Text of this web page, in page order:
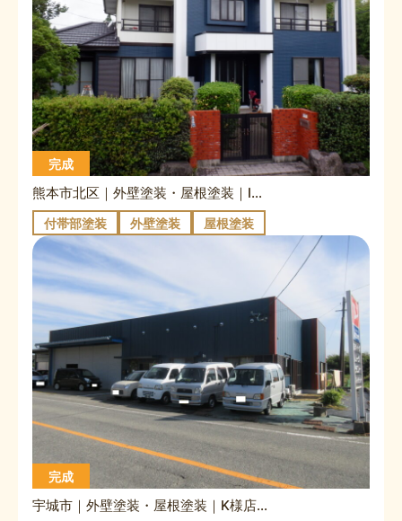
完成
熊本市北区｜外壁塗装・屋根塗装｜I様邸
付帯部塗装 外壁塗装 屋根塗装
完成
宇城市｜外壁塗装・屋根塗装｜K様店舗ガレージ